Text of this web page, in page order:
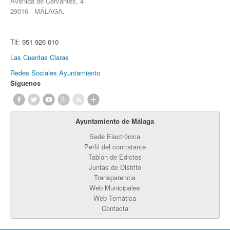
29016 - MÁLAGA.
Tlf: 951 926 010
Las Cuentas Claras
Redes Sociales Ayuntamiento
Síguenos
Ayuntamiento de Málaga
Sede Electrónica
Perfil del contratante
Tablón de Edictos
Juntas de Distrito
Transparencia
Web Municipales
Web Temática
Contacta